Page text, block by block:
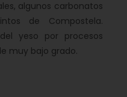
algunos carbonatos
de Compostela.
yeso por procesos
muy bajo grado.